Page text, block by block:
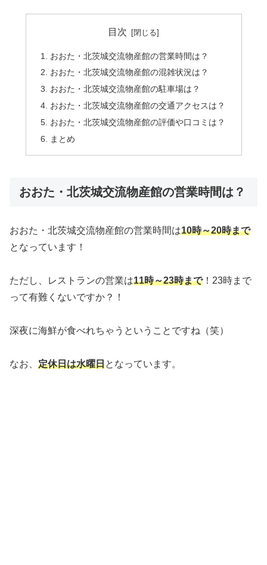
目次
おおた・北茨城交流物産館の営業時間は？
おおた・北茨城交流物産館の混雑状況は？
おおた・北茨城交流物産館の駐車場は？
おおた・北茨城交流物産館の交通アクセスは？
おおた・北茨城交流物産館の評価や口コミは？
まとめ
おおた・北茨城交流物産館の営業時間は？
おおた・北茨城交流物産館の営業時間は10時～20時まで
となっています！
ただし、レストランの営業は11時～23時まで！23時まで
って有難くないですか？！
深夜に海鮮が食べれちゃうということですね（笑）
なお、 定休日は水曜日となっています。